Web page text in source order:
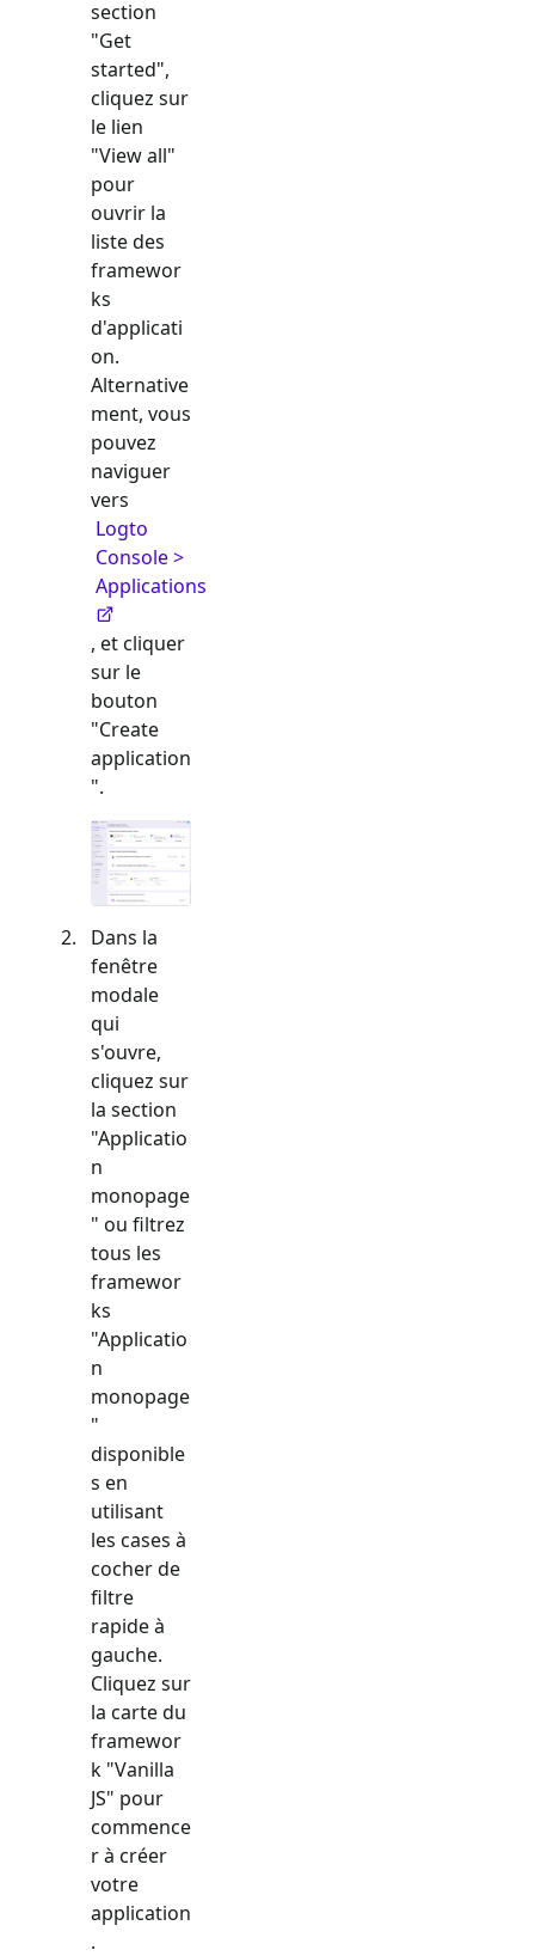
section
"Get
started",
cliquez sur
le lien
"View all"
pour
ouvrir la
liste des
framewor
ks
d'applicati
on.
Alternative
ment, vous
pouvez
naviguer
vers
Logto
Console >
Applications
, et cliquer
sur le
bouton
"Create
application
".
Dans la
fenêtre
modale
qui
s'ouvre,
cliquez sur
la section
"Applicatio
n
monopage
" ou filtrez
tous les
framewor
ks
"Applicatio
n
monopage
"
disponible
s en
utilisant
les cases à
cocher de
filtre
rapide à
gauche.
Cliquez sur
la carte du
framewor
k "Vanilla
JS" pour
commence
r à créer
votre
application
.